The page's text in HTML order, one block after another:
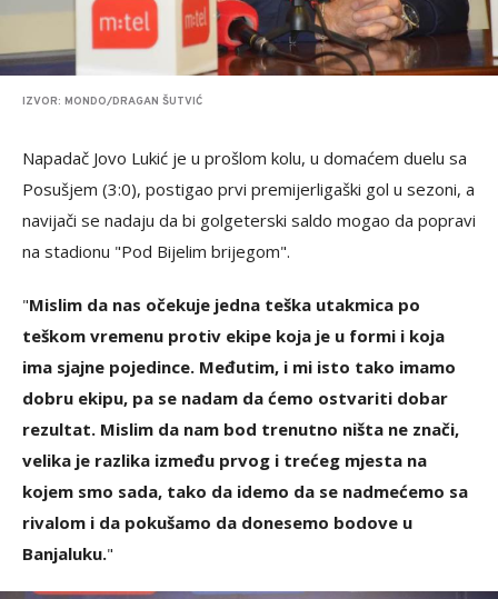
IZVOR: MONDO/DRAGAN ŠUTVIĆ
Napadač Jovo Lukić je u prošlom kolu, u domaćem duelu sa
Posušjem (3:0), postigao prvi premijerligaški gol u sezoni, a
navijači se nadaju da bi golgeterski saldo mogao da popravi
na stadionu "Pod Bijelim brijegom".
"Mislim da nas očekuje jedna teška utakmica po
teškom vremenu protiv ekipe koja je u formi i koja
ima sjajne pojedince. Međutim, i mi isto tako imamo
dobru ekipu, pa se nadam da ćemo ostvariti dobar
rezultat. Mislim da nam bod trenutno ništa ne znači,
velika je razlika između prvog i trećeg mjesta na
kojem smo sada, tako da idemo da se nadmećemo sa
rivalom i da pokušamo da donesemo bodove u
Banjaluku."